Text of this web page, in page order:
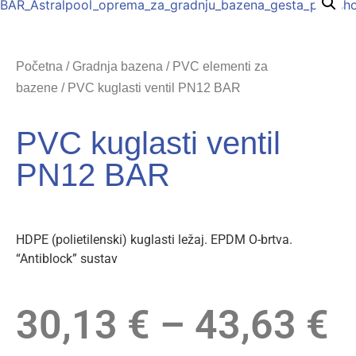
Početna / Gradnja bazena / PVC elementi za
bazene / PVC kuglasti ventil PN12 BAR
PVC kuglasti ventil
PN12 BAR
HDPE (polietilenski) kuglasti ležaj. EPDM O-brtva.
“Antiblock” sustav
30,13 € – 43,63 €